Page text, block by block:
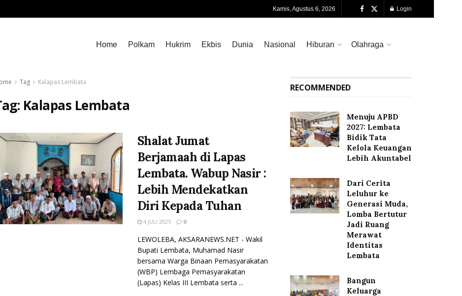
Kamis, Agustus 6, 2026 Login
Home Polkam Hukrim Ekbis Dunia Nasional Hiburan Olahraga
Tag Kalapas Lembata
Kalapas Lembata
Shalat Jumat
Berjamaah di Lapas
Lembata. Wabup Nasir :
Lebih Mendekatkan
Diri Kepada Tuhan
4 JULI 2025 0
LEWOLEBA, AKSARANEWS.NET - Wakil
Bupati Lembata, Muhamad Nasir
bersama Warga Binaan Pemasyarakatan
(WBP) Lembaga Pemasyarakatan
(Lapas) Kelas III Lembata serta ...
RECOMMENDED
Menuju APBD
2027: Lembata
Bidik Tata
Kelola Keuangan
Lebih Akuntabel
Dari Cerita
Leluhur ke
Generasi Muda,
Lomba Bertutur
Jadi Ruang
Merawat
Identitas
Lembata
Bangun
Keluarga